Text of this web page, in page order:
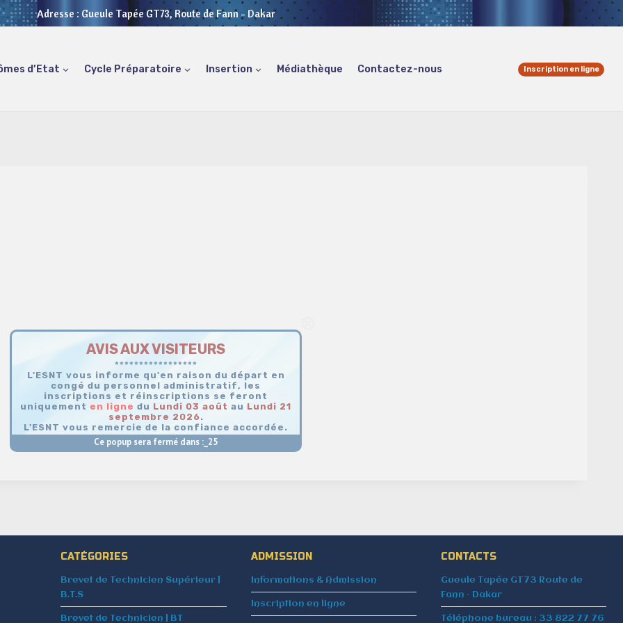
Adresse : Gueule Tapée GT73, Route de Fann - Dakar
d’Etat Cycle Préparatoire Insertion Médiathèque Contactez-nous Inscription en ligne
CATÉGORIES
Brevet de Technicien Supérieur |
B.T.S
Brevet de Technicien | BT
ADMISSION
Informations & Admission
Inscription en ligne
CONTACTS
Gueule Tapée GT73 Route de
Fann – Dakar
Téléphone bureau : 33 822 77 76
Ce popup sera fermé dans :_ 25
AVIS AUX VISITEURS
*****************
L'ESNT vous informe qu'en raison du départ en
congé du personnel administratif, les
inscriptions et réinscriptions se feront
uniquement en ligne du Lundi 03 août au Lundi 21
septembre 2026.
L'ESNT vous remercie de la confiance accordée.